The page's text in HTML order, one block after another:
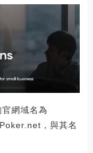
網域名為
，與其名